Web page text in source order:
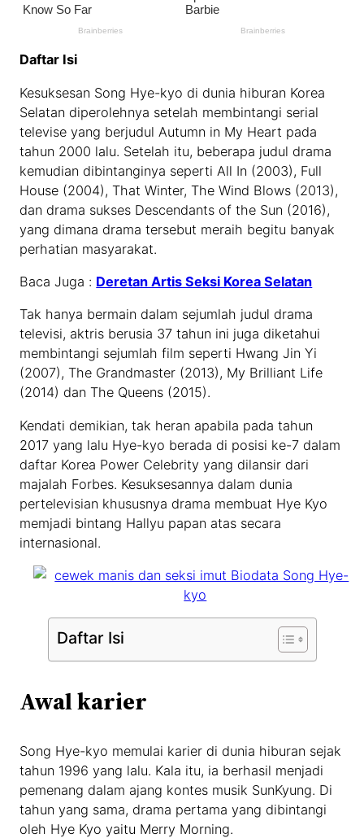
Daftar Isi
Kesuksesan Song Hye-kyo di dunia hiburan Korea
Selatan diperolehnya setelah membintangi serial
televise yang berjudul Autumn in My Heart pada
tahun 2000 lalu. Setelah itu, beberapa judul drama
kemudian dibintanginya seperti All In (2003), Full
House (2004), That Winter, The Wind Blows (2013),
dan drama sukses Descendants of the Sun (2016),
yang dimana drama tersebut meraih begitu banyak
perhatian masyarakat.
Baca Juga : Deretan Artis Seksi Korea Selatan
Tak hanya bermain dalam sejumlah judul drama
televisi, aktris berusia 37 tahun ini juga diketahui
membintangi sejumlah film seperti Hwang Jin Yi
(2007), The Grandmaster (2013), My Brilliant Life
(2014) dan The Queens (2015).
Kendati demikian, tak heran apabila pada tahun
2017 yang lalu Hye-kyo berada di posisi ke-7 dalam
daftar Korea Power Celebrity yang dilansir dari
majalah Forbes. Kesuksesannya dalam dunia
pertelevisian khususnya drama membuat Hye Kyo
memjadi bintang Hallyu papan atas secara
internasional.
Daftar Isi
Awal karier
Song Hye-kyo memulai karier di dunia hiburan sejak
tahun 1996 yang lalu. Kala itu, ia berhasil menjadi
pemenang dalam ajang kontes musik SunKyung. Di
tahun yang sama, drama pertama yang dibintangi
oleh Hye Kyo yaitu Merry Morning.